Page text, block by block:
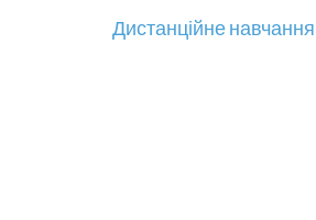
Навігація
Дистанційне навчання